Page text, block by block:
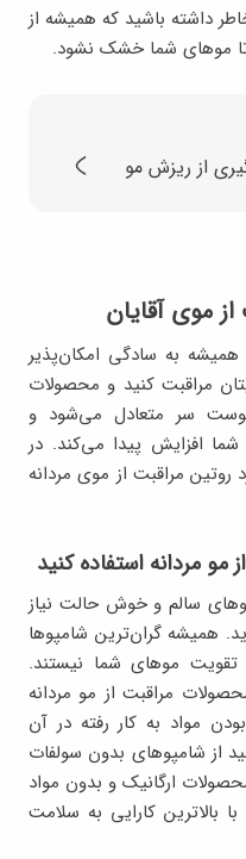
داشته باشید که همیشه از
تا موهای شما خشک نشود.
از ریزش مو
موی آقایان
به سادگی امکان‌پذیر
مراقبت کنید و محصولات
پوست سر متعادل می‌شود و
افزایش پیدا می‌کند. در
روتین مراقبت از موی مردانه
سالم و خوش حالت نیاز
همیشه گران‌ترین شامپوها
تقویت موهای شما نیستند.
مراقبت از مو مردانه
مواد به کار رفته در آن
شامپوهای بدون سولفات
ارگانیک و بدون مواد
بالاترین کارایی به سلامت